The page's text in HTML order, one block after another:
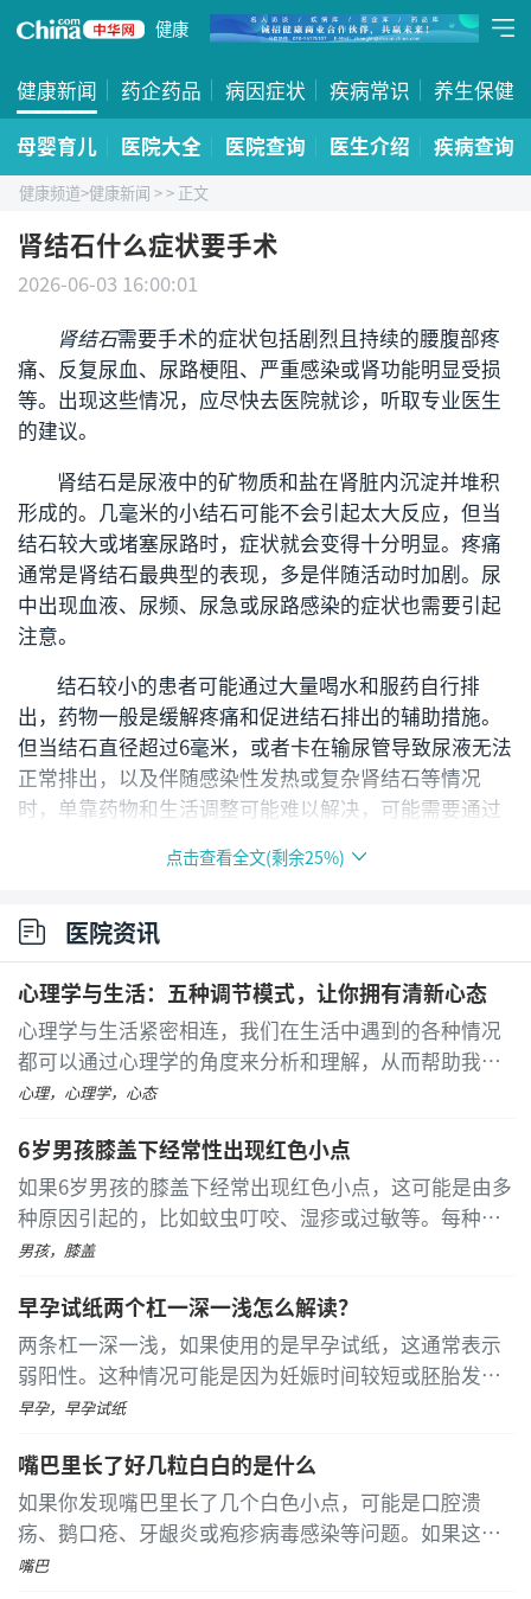
健康
健康新闻 药企药品 病因症状 疾病常识
养生保健
母婴育儿
医院大全 医院查询 医生介绍 疾病查询
健康频道>健康新闻 >> 正文
肾结石什么症状要手术
2026-06-03 16:00:01
肾结石需要手术的症状包括剧烈且持续的腰腹部疼
痛、反复尿血、尿路梗阻、严重感染或肾功能明显受损
等。出现这些情况，应尽快去医院就诊，听取专业医生
的建议。
肾结石是尿液中的矿物质和盐在肾脏内沉淀并堆积
形成的。几毫米的小结石可能不会引起太大反应，但当
结石较大或堵塞尿路时，症状就会变得十分明显。疼痛
通常是肾结石最典型的表现，多是伴随活动时加剧。尿
中出现血液、尿频、尿急或尿路感染的症状也需要引起
注意。
结石较小的患者可能通过大量喝水和服药自行排
出，药物一般是缓解疼痛和促进结石排出的辅助措施。
但当结石直径超过6毫米，或者卡在输尿管导致尿液无法
正常排出，以及伴随感染性发热或复杂肾结石等情况
时，单靠药物和生活调整可能难以解决，可能需要通过
习惯，每日摄入足够的液体，确保尿液不浓稠。饮食上
可以适量减少富含草酸、盐分和动物蛋白的食物摄入，
比如深绿色蔬菜或加工食品，但也无需过度限制。定期
体检尤为重要，特别是曾有肾结石史的朋友，及时监控
可避免拖延病情。如果确实存在上述严重症状，应及时
就医。
点击查看全文(剩余25%)
医院资讯
心理学与生活：五种调节模式，让你拥有清新心态
心理学与生活紧密相连，我们在生活中遇到的各种情况
都可以通过心理学的角度来分析和理解，从而帮助我们
更好地应对挑战，减少盲目性和无助感。 精神胜利法是
心理，心理学，心态
6岁男孩膝盖下经常性出现红色小点
如果6岁男孩的膝盖下经常出现红色小点，这可能是由多
种原因引起的，比如蚊虫叮咬、湿疹或过敏等。每种情
况都有特定的处理方式，因此建议及时带孩子去看医
叮咬比较常见...[详细]
男孩，膝盖
早孕试纸两个杠一深一浅怎么解读？
两条杠一深一浅，如果使用的是早孕试纸，这通常表示
弱阳性。这种情况可能是因为妊娠时间较短或胚胎发育
不良，也可能是检测不准确导致的假阳性。若使用排卵
早孕，早孕试纸
嘴巴里长了好几粒白白的是什么
如果你发现嘴巴里长了几个白色小点，可能是口腔溃
疡、鹅口疮、牙龈炎或疱疹病毒感染等问题。如果这些
白点持续存在或伴有其他不适症状，最好尽快就医以获
嘴巴